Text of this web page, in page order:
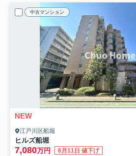
中古マンション
NEW
江戸川区船堀
ヒルズ船堀
7,080万円 6月11日 値下げ